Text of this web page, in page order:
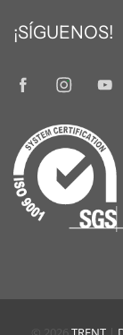
¡SÍGUENOS!